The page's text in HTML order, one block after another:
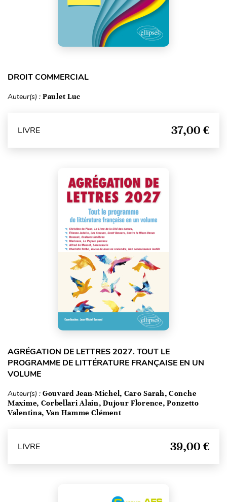
DROIT COMMERCIAL
Auteur(s) : Paulet Luc
LIVRE 37,00 €
AGRÉGATION DE LETTRES 2027. TOUT LE
PROGRAMME DE LITTÉRATURE FRANÇAISE EN UN
VOLUME
Auteur(s) : Gouvard Jean-Michel, Caro Sarah, Conche
Maxime, Corbellari Alain, Dujour Florence, Ponzetto
Valentina, Van Hamme Clément
LIVRE 39,00 €